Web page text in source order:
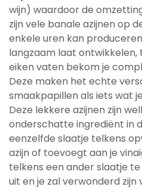
wijn) waardoor de
zijn vele banale azijnen op
enkele uren kan
langzaam laat
eiken vaten bekom je
Deze maken het echte
smaakpapillen als iets wat
Deze lekkere azijnen zijn
onderschatte ingrediënt in
eenzelfde slaatje telkens
azijn of toevoegt aan je
telkens een ander slaatje
uit en je zal verwonderd